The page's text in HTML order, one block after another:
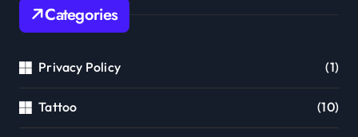
Categories
Privacy Policy (1)
Tattoo (10)